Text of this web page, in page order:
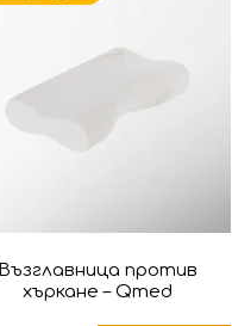
Възглавница против
хъркане – Qmed